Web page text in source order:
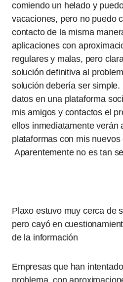
comiendo un helado y
vacaciones, pero no puedo
contacto de la misma
aplicaciones con
regulares y malas, pero
solución definitiva al
solución debería ser
datos en una plataforma
mis amigos y contactos el
ellos inmediatamente verán
plataformas con mis nuevos
Aparentemente no es tan
Plaxo estuvo muy cerca de
pero cayó en
de la información
Empresas que han
problema, con